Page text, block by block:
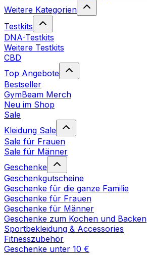
Weitere Kategorien
Testkits
DNA-Testkits
Weitere Testkits
CBD
Top Angebote
Bestseller
GymBeam Merch
Neu im Shop
Sale
Kleidung Sale
Sale für Frauen
Sale für Männer
Geschenke
Geschenkgutscheine
Geschenke für die ganze Familie
Geschenke für Frauen
Geschenke für Männer
Geschenke zum Kochen und Backen
Sportbekleidung & Accessories
Fitnesszubehör
Geschenke unter 10 €